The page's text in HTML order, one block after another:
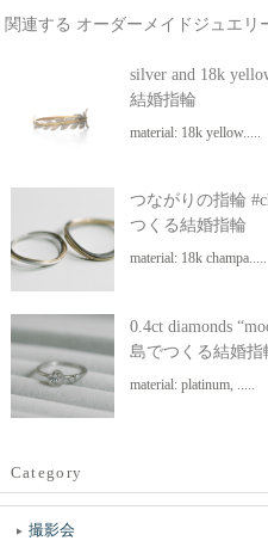
関連する オーダーメイドジュエリ
silver and 18k
結婚指輪
material: 18k yellow.....
つながりの指輪
つくる結婚指輪
material: 18k champa.....
0.4ct diamonds
島でつくる結婚指
material: platinum, .....
Category
撮影会